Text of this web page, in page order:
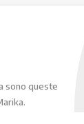
sono queste